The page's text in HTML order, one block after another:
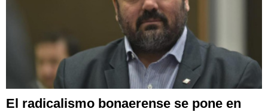
El radicalismo bonaerense se pone en